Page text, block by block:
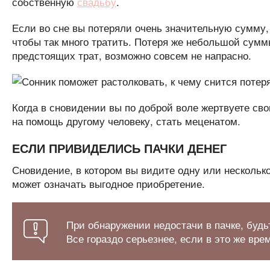
Если во сне вы потеряли очень значительную
чтобы так много тратить. Потеря же небольшой
предстоящих трат, возможно совсем не напрасно.
Когда в сновидении вы по доброй воле жертвуете
на помощь другому человеку, стать меценатом.
ЕСЛИ ПРИВИДЕЛИСЬ ПАЧКИ ДЕНЕГ
Сновидение, в котором вы видите одну или
может означать выгодное приобретение.
При обнаружении недостачи в пачке,
Все гораздо серьезнее, если в это же